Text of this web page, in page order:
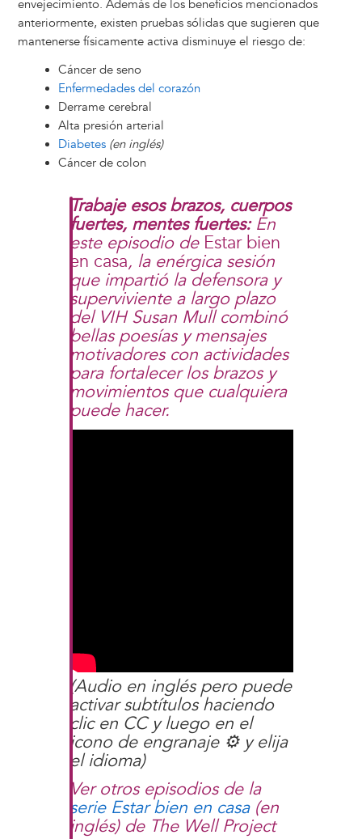
envejecimiento. Además de los beneficios mencionados
anteriormente, existen pruebas sólidas que sugieren que
mantenerse físicamente activa disminuye el riesgo de:
Cáncer de seno
Enfermedades del corazón
Derrame cerebral
Alta presión arterial
Diabetes (en inglés)
Cáncer de colon
Trabaje esos brazos, cuerpos
fuertes, mentes fuertes:En
este episodio de Estar bien
en casa, la enérgica sesión
que impartió la defensora y
superviviente a largo plazo
del VIH Susan Mull combinó
bellas poesías y mensajes
motivadores con actividades
para fortalecer los brazos y
movimientos que cualquiera
puede hacer.
(Audio en inglés pero puede
activar subtítulos haciendo
clic en CC y luego en el
icono de engranaje ⚙️ y elija
el idioma)
Ver otros episodios de la
serie Estar bien en casa(en
inglés) de The Well Project